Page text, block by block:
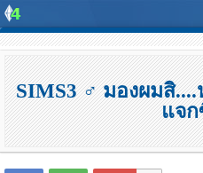
SIMS3 ♂ มองผมสิ
แจ